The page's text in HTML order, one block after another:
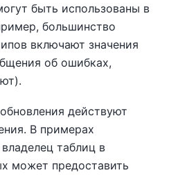
быть использованы в
большинство
включают значения
об ошибках,
действуют
В примерах
таблиц в
может предоставить